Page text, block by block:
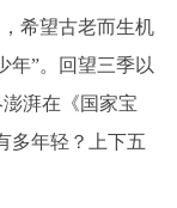
希望古老而生机
年”。回望三季以
湃在《国家宝
多年轻？上下五